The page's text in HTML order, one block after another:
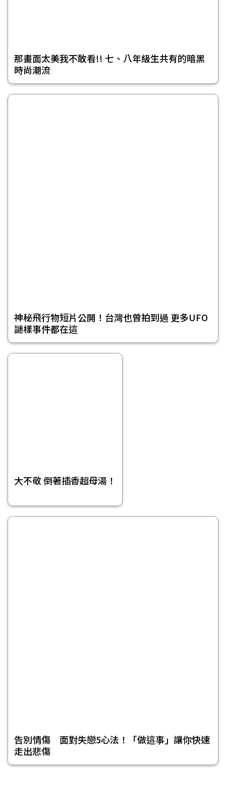
那畫面太美我不敢看!! 七、八年級生共有的暗黑
時尚潮流
神秘飛行物短片公開！台灣也曾拍到過 更多UFO
謎樣事件都在這
大不敬 倒著插香超母湯！
告別情傷 面對失戀5心法！「做這事」讓你快速
走出悲傷